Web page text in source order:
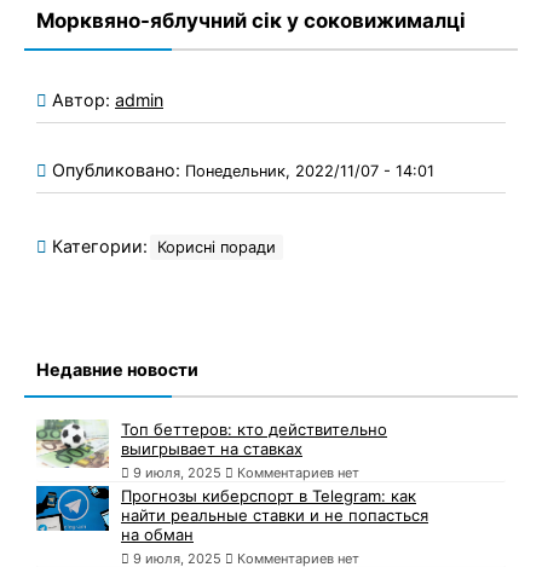
Морквяно-яблучний сік у соковижималці
Автор: admin
Опубликовано: Понедельник, 2022/11/07 - 14:01
Категории: Корисні поради
Недавние новости
Топ беттеров: кто действительно
выигрывает на ставках
9 июля, 2025 Комментариев нет
Прогнозы киберспорт в Telegram: как
найти реальные ставки и не попасться
на обман
9 июля, 2025 Комментариев нет